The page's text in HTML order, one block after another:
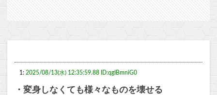
1: 2025/08/13(水) 12:35:59.88 ID:qgIBmniG0
・変身しなくても様々なものを壊せる